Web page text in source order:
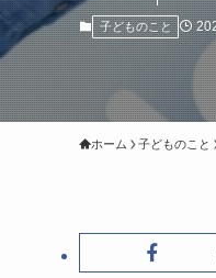
子どものこと
ホーム 子どものこと